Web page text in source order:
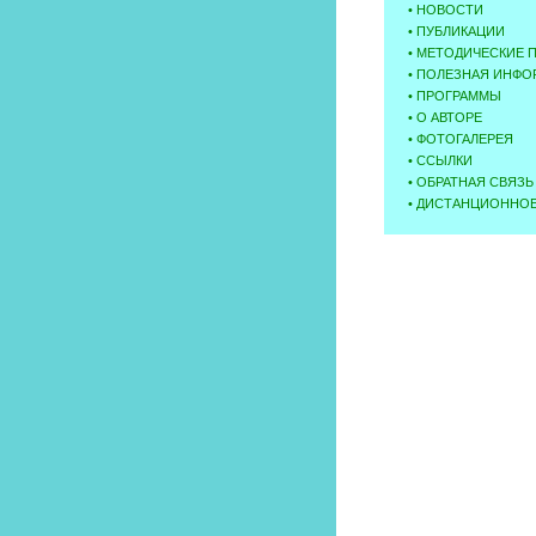
• НОВОCТИ
• ПУБЛИКАЦИИ
• МЕТОДИЧЕСКИЕ
• ПОЛЕЗНАЯ
• ПРОГРАММЫ
• О АВТОРЕ
• ФОТОГАЛЕРЕЯ
• ССЫЛКИ
• ОБРАТНАЯ СВЯЗЬ
•